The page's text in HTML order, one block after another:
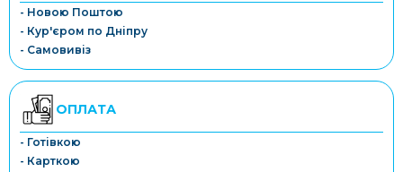
- Новою Поштою
- Кур'єром по Дніпру
- Самовивіз
ОПЛАТА
- Готівкою
- Карткою